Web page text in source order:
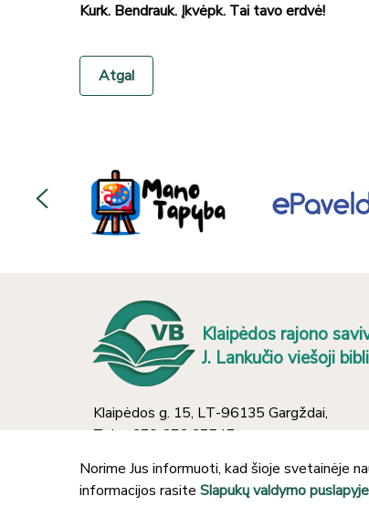
Kurk. Bendrauk. Įkvėpk. Tai tavo erdvė!
Atgal
Klaipėdos rajono
J. Lankučio viešoji
Klaipėdos g. 15, LT-96135 Gargždai,
Tel.: +370 676 37547
Įm. kodas: 188202579
Norime Jus informuoti, kad šioje svetainėje
informacijos rasite Slapukų valdymo puslapyje